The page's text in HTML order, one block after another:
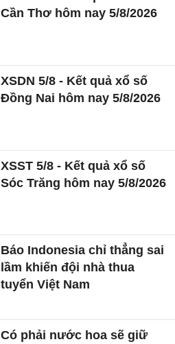
Cần Thơ hôm nay 5/8/2026
XSDN 5/8 - Kết quả xổ số
Đồng Nai hôm nay 5/8/2026
XSST 5/8 - Kết quả xổ số
Sóc Trăng hôm nay 5/8/2026
Báo Indonesia chỉ thẳng sai
lầm khiến đội nhà thua
tuyển Việt Nam
Có phải nước hoa sẽ giữ